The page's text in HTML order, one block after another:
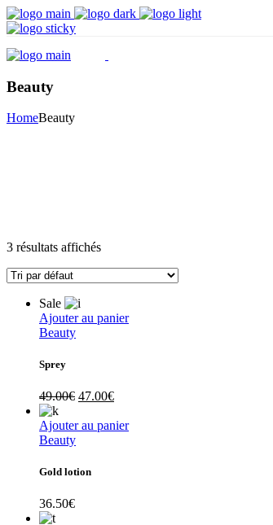
Beauty
HomeBeauty
3 résultats affichés
Sale
Ajouter au panier
Beauty
Sprey
49.00€ 47.00€
Ajouter au panier
Beauty
Gold lotion
36.50€